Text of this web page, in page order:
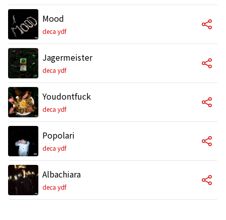
Mood
deca ydf
Jagermeister
deca ydf
Youdontfuck
deca ydf
Popolari
deca ydf
Albachiara
deca ydf